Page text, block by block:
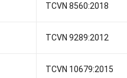
TCVN 8560:2018
TCVN 9289:2012
TCVN 10679:2015